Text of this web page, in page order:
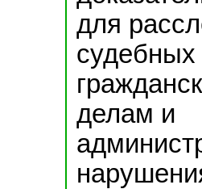
для
судебных
делам и